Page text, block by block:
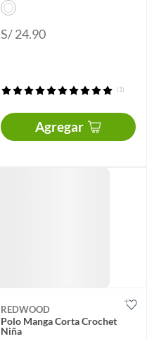
S/ 24.90
(1)
Agregar
REDWOOD
Polo Manga Corta Crochet
Niña